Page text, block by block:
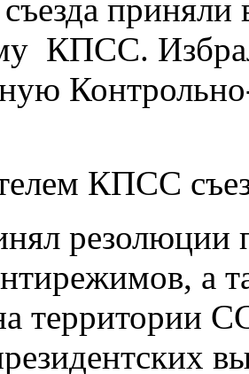
КПСС.
КПСС
резолюции
а
территории